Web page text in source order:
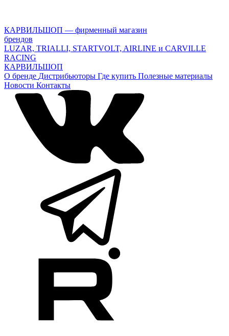
КАРВИЛЬШОП — фирменный магазин
брендов
LUZAR, TRIALLI, STARTVOLT, AIRLINE и CARVILLE
RACING
КАРВИЛЬШОП
О бренде Дистрибьюторы Где купить Полезные материалы
Новости Контакты